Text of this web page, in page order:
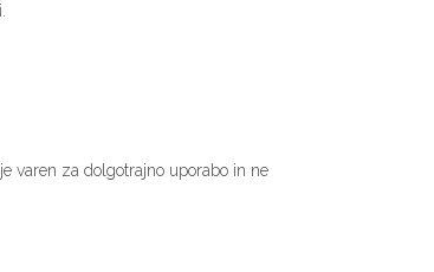
varen za dolgotrajno uporabo in ne